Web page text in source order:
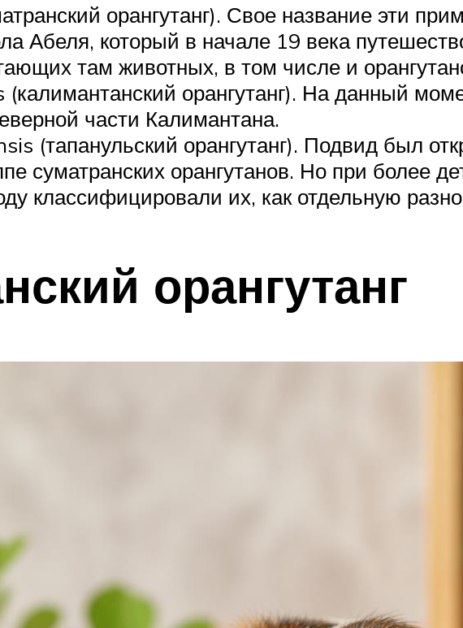
орангутанг). Свое название эти
Абеля, который в начале 19 века
там животных, в том числе и
орангутанг). На данный
части Калимантана.
(тапанульский орангутанг). Подвид был
суматранских орангутанов. Но при более
классифицировали их, как отдельную
орангутанг